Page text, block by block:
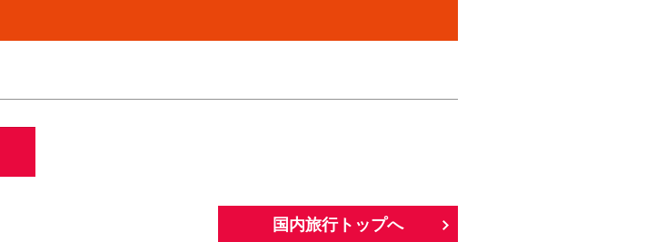
国内旅行トップへ